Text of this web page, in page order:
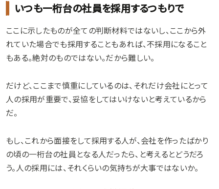
いつも一桁台の社員を採用するつもりで
ここに示したものが全ての判断材料ではないし、ここから外
れていた場合でも採用することもあれば、不採用になること
もある。絶対のものではない。だから難しい。
だけど、ここまで慎重にしているのは、それだけ会社にとって
人の採用が重要で、妥協をしてはいけないと考えているから
だ。
もし、これから面接をして採用する人が、会社を作ったばかり
の頃の一桁台の社員となる人だったら、と考えるとどうだろ
う。人の採用には、それくらいの気持ちが大事ではないか。